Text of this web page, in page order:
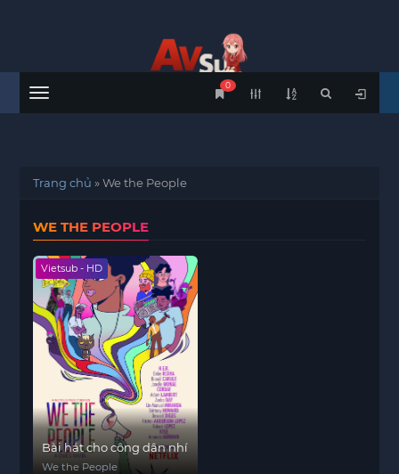
Menu
0
Trang chủ »We the People
WE THE PEOPLE
Vietsub - HD
Bài hát cho công dân nhí
We the People